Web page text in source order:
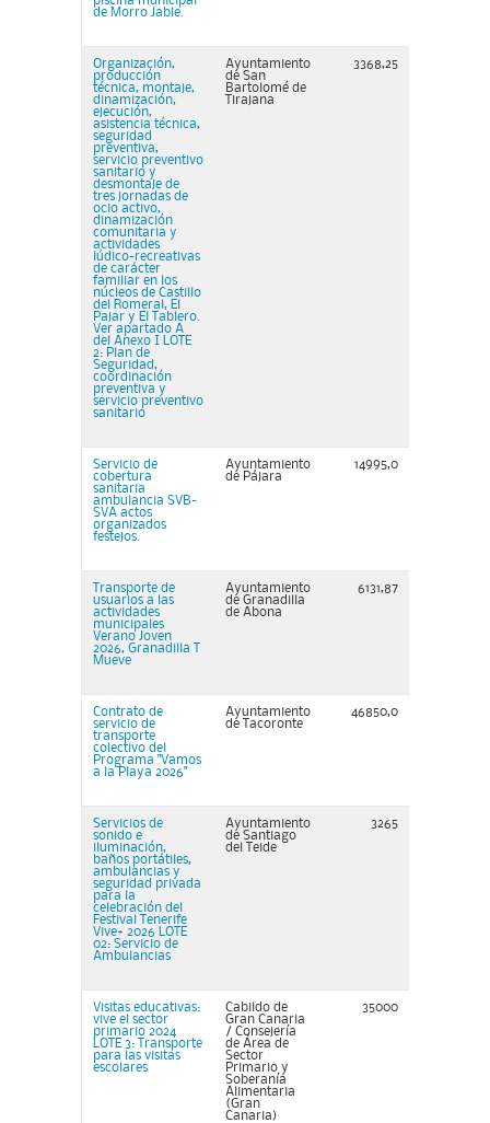
de Morro Jable.
Organización,
producción
técnica, montaje,
dinamización,
ejecución,
asistencia técnica,
seguridad
preventiva,
servicio preventivo
sanitario y
desmontaje de
tres jornadas de
ocio activo,
dinamización
comunitaria y
actividades
lúdico-recreativas
de carácter
familiar en los
núcleos de Castillo
del Romeral, El
Pajar y El Tablero.
Ver apartado A
del Anexo I LOTE
2: Plan de
Seguridad,
coordinación
preventiva y
servicio preventivo
sanitario
Ayuntamiento
de San
Bartolomé de
Tirajana
3368,25
Servicio de
cobertura
sanitaria
ambulancia SVB-
SVA actos
organizados
festejos.
Ayuntamiento
de Pájara
14995,0
Transporte de
usuarios a las
actividades
municipales
Verano Joven
2026, Granadilla T
Mueve
Ayuntamiento
de Granadilla
de Abona
6131,87
Contrato de
servicio de
transporte
colectivo del
Programa "Vamos
a la Playa 2026"
Ayuntamiento
de Tacoronte
46850,0
Servicios de
sonido e
iluminación,
baños portátiles,
ambulancias y
seguridad privada
para la
celebración del
Festival Tenerife
Vive+ 2026 LOTE
02: Servicio de
Ambulancias
Ayuntamiento
de Santiago
del Teide
3265
Visitas educativas:
vive el sector
primario 2024
LOTE 3: Transporte
para las visitas
escolares
Cabildo de
Gran Canaria
/ Consejería
de Área de
Sector
Primario y
Soberanía
Alimentaria
(Gran
Canaria)
35000